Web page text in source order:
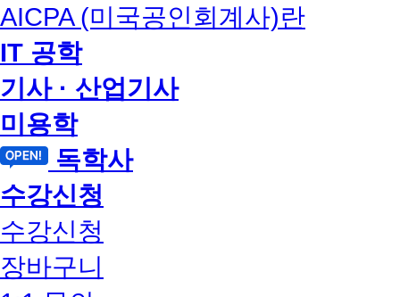
AICPA (미국공인회계사)란
IT 공학
기사 · 산업기사
미용학
독학사
수강신청
수강신청
장바구니